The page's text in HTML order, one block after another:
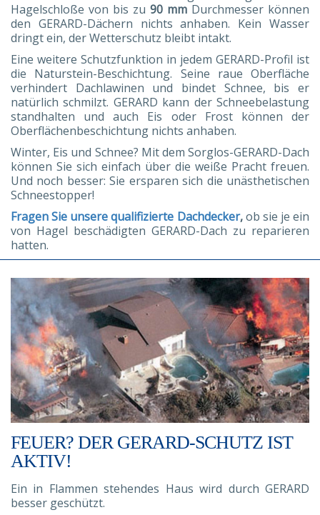
Hagelschloße von bis zu 90 mm Durchmesser können
den GERARD-Dächern nichts anhaben. Kein Wasser
dringt ein, der Wetterschutz bleibt intakt.
Eine weitere Schutzfunktion in jedem GERARD-Profil ist
die Naturstein-Beschichtung. Seine raue Oberfläche
verhindert Dachlawinen und bindet Schnee, bis er
natürlich schmilzt. GERARD kann der Schneebelastung
standhalten und auch Eis oder Frost können der
Oberflächenbeschichtung nichts anhaben.
Winter, Eis und Schnee? Mit dem Sorglos-GERARD-Dach
können Sie sich einfach über die weiße Pracht freuen.
Und noch besser: Sie ersparen sich die unästhetischen
Schneestopper!
Fragen Sie unsere qualifizierte Dachdecker,ob sie je ein
von Hagel beschädigten GERARD-Dach zu reparieren
hatten.
FEUER? DER GERARD-SCHUTZ IST
AKTIV!
Ein in Flammen stehendes Haus wird durch GERARD
besser geschützt.